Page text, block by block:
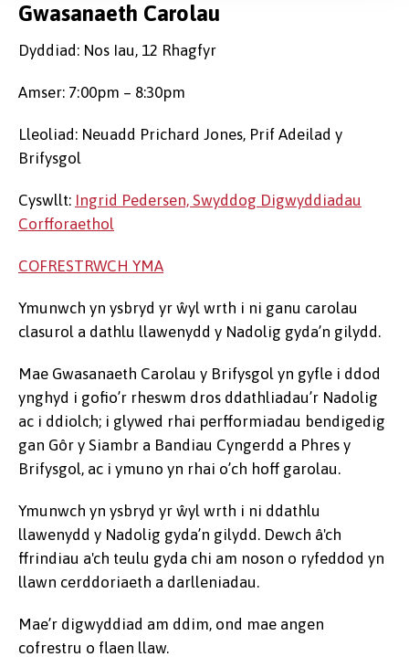
Gwasanaeth Carolau
Dyddiad: Nos Iau, 12 Rhagfyr
Amser: 7:00pm – 8:30pm
Lleoliad: Neuadd Prichard Jones, Prif Adeilad y
Brifysgol
Cyswllt: Ingrid Pedersen, Swyddog Digwyddiadau
Corfforaethol
COFRESTRWCH YMA
Ymunwch yn ysbryd yr ŵyl wrth i ni ganu carolau
clasurol a dathlu llawenydd y Nadolig gyda’n gilydd.
Mae Gwasanaeth Carolau y Brifysgol yn gyfle i ddod
ynghyd i gofio’r rheswm dros ddathliadau’r Nadolig
ac i ddiolch; i glywed rhai perfformiadau bendigedig
gan Gôr y Siambr a Bandiau Cyngerdd a Phres y
Brifysgol, ac i ymuno yn rhai o’ch hoff garolau.
Ymunwch yn ysbryd yr ŵyl wrth i ni ddathlu
llawenydd y Nadolig gyda’n gilydd. Dewch â'ch
ffrindiau a'ch teulu gyda chi am noson o ryfeddod yn
llawn cerddoriaeth a darlleniadau.
Mae’r digwyddiad am ddim, ond mae angen
cofrestru o flaen llaw.